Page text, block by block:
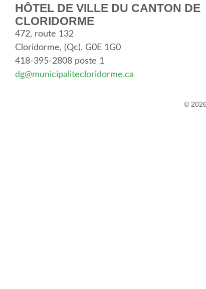
HÔTEL DE VILLE DU CANTON DE
CLORIDORME
472, route 132
Cloridorme, (Qc). G0E 1G0
418-395-2808 poste 1
dg@municipalitecloridorme.ca
©